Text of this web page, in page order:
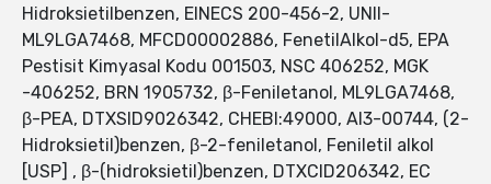
Hidroksietilbenzen, EINECS 200-456-2, UNII-
ML9LGA7468, MFCD00002886, FenetilAlkol-d5, EPA
Pestisit Kimyasal Kodu 001503, NSC 406252, MGK
-406252, BRN 1905732, β-Feniletanol, ML9LGA7468,
β-PEA, DTXSID9026342, CHEBI:49000, AI3-00744, (2-
Hidroksietil)benzen, β-2-feniletanol, Feniletil alkol
[USP] , β-(hidroksietil)benzen, DTXCID206342, EC